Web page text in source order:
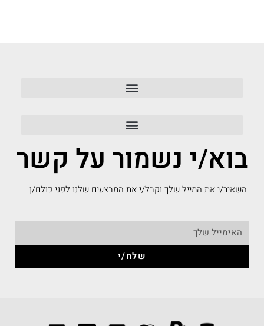
בוא/י נשמור על קשר
השאיר/י את המייל שלך וקבל/י את המבצעים שלנו לפני כולם/ן
שלח/י